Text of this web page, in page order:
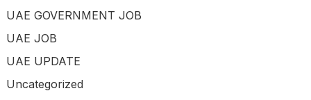
UAE GOVERNMENT JOB
UAE JOB
UAE UPDATE
Uncategorized